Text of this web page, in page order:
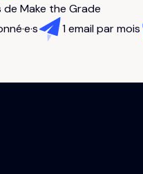
Make the Grade
1 email par mois